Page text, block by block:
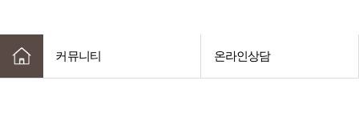
커뮤니티 온라인상담